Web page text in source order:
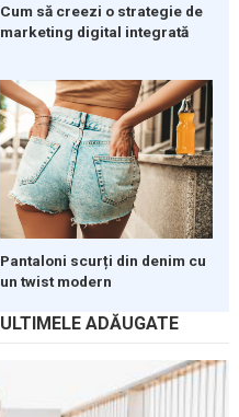
Cum să creezi o strategie de
marketing digital integrată
Pantaloni scurți din denim cu
un twist modern
ULTIMELE ADĂUGATE